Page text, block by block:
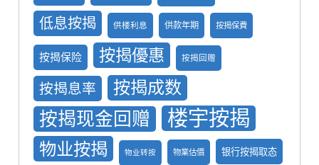
低息按揭 供楼利息 供款年期 按揭保費
按揭保险 按揭優惠 按揭回赠
按揭息率 按揭成数
按揭现金回赠 楼宇按揭
物业按揭 物业转按 物業估價 银行按揭取态